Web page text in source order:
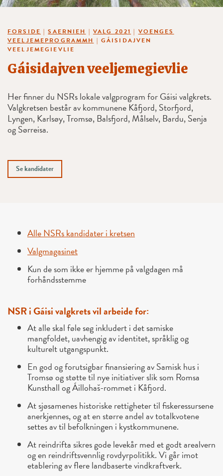
FORSIDE |SAERNIEH | VALG 2021 | VOENGES
VEELJEMEPROGRAMMH | GÁISIDAJVEN
VEELJEMEGIEVLIE
Gáisidajven veeljemegievlie
Her finner du NSRs lokale valgprogram for Gáisi valgkrets.
Valgkretsen består av kommunene Kåfjord, Storfjord,
Lyngen, Karlsøy, Tromsø, Balsfjord, Målselv, Bardu, Senja
og Sørreisa.
Se kandidater
Alle NSRs kandidater i kretsen
Valgmagasinet
Kun de som ikke er hjemme på valgdagen må
forhåndsstemme
NSR i Gáisi valgkrets vil arbeide for:
At alle skal føle seg inkludert i det samiske
mangfoldet, uavhengig av identitet, språklig og
kulturelt utgangspunkt.
En god og forutsigbar finansiering av Samisk hus i
Tromsø og støtte til nye initiativer slik som Romsa
Kunsthall og Áillohaš-rommet i Kåfjord.
At sjøsamenes historiske rettigheter til fiskeressursene
anerkjennes, og at en større andel av totalkvotene
settes av til befolkningen i kystkommunene.
At reindrifta sikres gode levekår med et godt arealvern
og en reindriftsvennlig rovdyrpolitikk. Vi går imot
etablering av flere landbaserte vindkraftverk.